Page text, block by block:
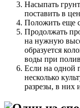
Насыпать
поставить в
Положить еще
Продолжать
на нужную
образуется
воды при
Если на одной
несколько
разрезы, в них